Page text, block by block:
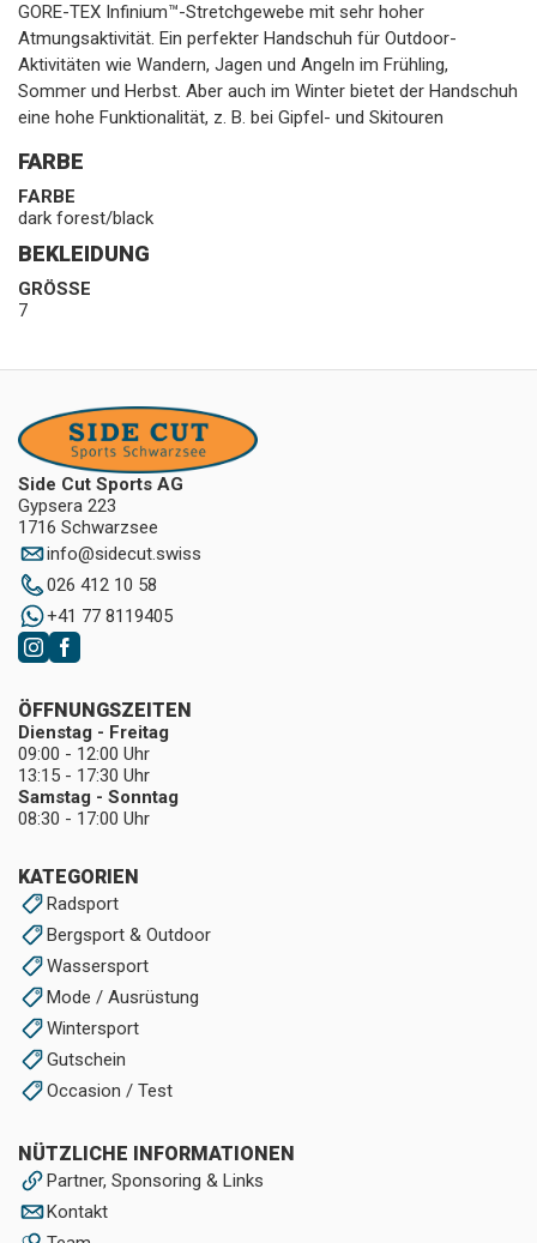
GORE-TEX Infinium™-Stretchgewebe mit sehr hoher
Atmungsaktivität. Ein perfekter Handschuh für Outdoor-
Aktivitäten wie Wandern, Jagen und Angeln im Frühling,
Sommer und Herbst. Aber auch im Winter bietet der Handschuh
eine hohe Funktionalität, z. B. bei Gipfel- und Skitouren
FARBE
FARBE
dark forest/black
BEKLEIDUNG
GRÖSSE
7
Side Cut Sports AG
Gypsera 223
1716 Schwarzsee
info@sidecut.swiss
026 412 10 58
+41 77 8119405
KATEGORIEN
Radsport
Bergsport & Outdoor
Wassersport
Mode / Ausrüstung
Wintersport
Gutschein
Occasion / Test
NÜTZLICHE INFORMATIONEN
Partner, Sponsoring & Links
Kontakt
ÖFFNUNGSZEITEN
Dienstag - Freitag
09:00 - 12:00 Uhr
13:15 - 17:30 Uhr
Samstag - Sonntag
08:30 - 17:00 Uhr